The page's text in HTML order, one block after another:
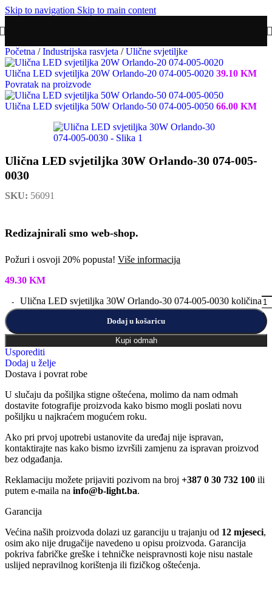
Skip to navigation Skip to main content
Početna / Industrijska rasvjeta / Ulične svjetiljke
Ulična LED svjetiljka 20W Orlando-20 074-005-0020 39.10 KM
Povratak na proizvode
Ulična LED svjetiljka 50W Orlando-50 074-005-0050 66.00 KM
Ulična LED svjetiljka 30W Orlando-30 074-005-
0030
SKU: 56091
Redizajnirali smo web-shop.
Požuri i osvoji 20% popusta! Više informacija
49.30 KM
Ulična LED svjetiljka 30W Orlando-30 074-005-0030 količina
Dodaj u košaricu
Kupi odmah
Usporediti
Dodaj u želje
Dostava i povrat robe
U slučaju da pošiljka stigne oštećena, molimo da nam odmah
dostavite fotografije proizvoda kako bismo mogli poslati novu
pošiljku u najkraćem mogućem roku.
Ako pri prvoj upotrebi ustanovite da uređaj nije ispravan,
kontaktirajte nas kako bismo izvršili zamjenu za ispravan proizvod
bez odgađanja.
Reklamaciju možete prijaviti pozivom na broj +387 0 30 732 100 ili
putem e-maila na info@b-light.ba.
Garancija
Većina naših proizvoda dolazi uz garanciju u trajanju od 12 mjeseci,
osim ako nije drugačije navedeno u opisu proizvoda. Garancija
pokriva fabričke greške i tehničke neispravnosti koje nisu nastale
uslijed nepravilnog korištenja ili fizičkog oštećenja.